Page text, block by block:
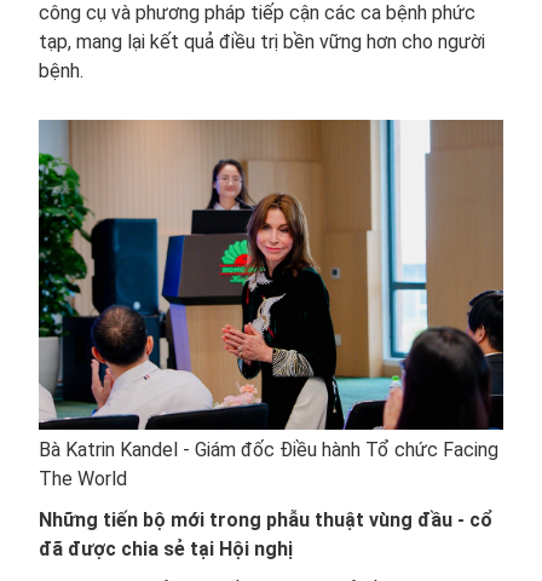
công cụ và phương pháp tiếp cận các ca bệnh phức
tạp, mang lại kết quả điều trị bền vững hơn cho người
bệnh.
Bà Katrin Kandel - Giám đốc Điều hành Tổ chức Facing
The World
Những tiến bộ mới trong phẫu thuật vùng đầu - cổ
đã được chia sẻ tại Hội nghị